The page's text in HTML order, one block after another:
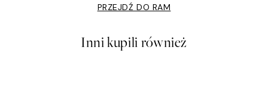
PRZEJDŹ DO RAM
Inni kupili również